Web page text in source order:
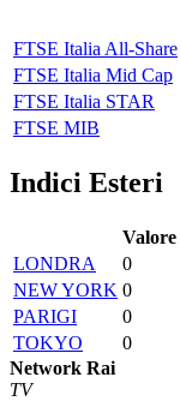
FTSE Italia All-Share
FTSE Italia Mid Cap
FTSE Italia STAR
FTSE MIB
Indici Esteri
Valore
LONDRA
0
NEW YORK 0
PARIGI
0
TOKYO
0
Network Rai
TV